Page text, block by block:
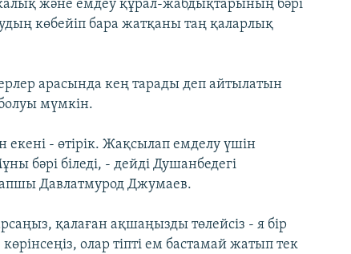
және емдеу құрал-жабдықтарының бәрі
көбейіп бара жатқаны таң қаларлық
арасында кең тарады деп айтылатын
мүмкін.
екені - өтірік. Жақсылап емделу үшін
бәрі біледі, - дейді Душанбедегі
Давлатмурод Джумаев.
қалаған ақшаңызды төлейсіз - я бір
олар тіпті ем бастамай жатып тек